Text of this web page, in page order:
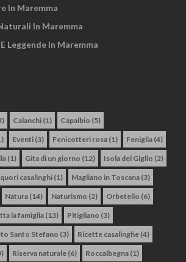
In Maremma
In Maremma
Leggende In Maremma
Calanchi (1) Capalbio (5)
Eventi (3) Fenicotteri rosa (1) Feniglia (4)
(1) Gita di un giorno (12) Isola del Giglio (2)
casalinghi(1) Magliano in Toscana (3)
Natura (14) Naturismo (2) Orbetello (6)
la famiglia(13) Pitigliano (3)
Santo Stefano (3) Ricette casalinghe (4)
Riserva naturale (6) Roccalbegna (1)